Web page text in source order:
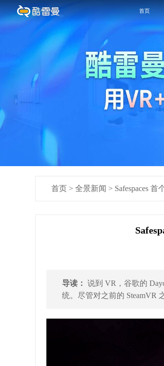
首页
首页 > 全景新闻 > Safespaces
导读： 说到 VR，谷歌的
统。尽管对之前的 SteamVR